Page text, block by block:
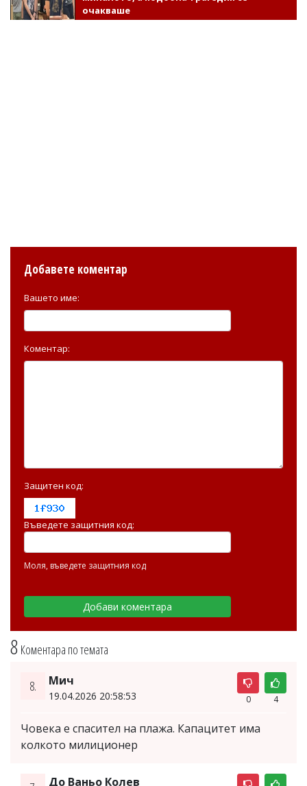
очакваше
8 Коментара по темата
8. Мич
19.04.2026 20:58:53 0 4
Човека е спасител на плажа. Капацитет има
колкото милиционер
До Ваньо Колев
Добавете коментар
Вашето име:
Коментар:
Защитен код:
Въведете защитния код:
Моля, въведете защитния код